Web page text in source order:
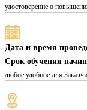
удостоверение о
Дата и время
Срок обучения
любое удобное для